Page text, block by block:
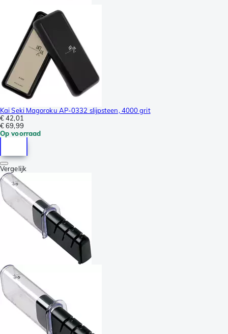
Kai Seki Magoroku AP-0332 slijpsteen, 4000 grit
€ 42,01
€ 69,99
Op voorraad
Vergelijk